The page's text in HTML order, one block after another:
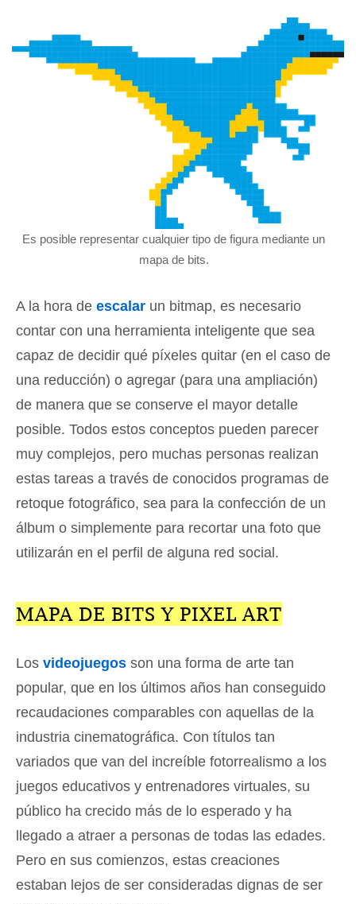
Es posible representar cualquier tipo de figura mediante un
mapa de bits.
A la hora de escalar un bitmap, es necesario
contar con una herramienta inteligente que sea
capaz de decidir qué píxeles quitar (en el caso de
una reducción) o agregar (para una ampliación)
de manera que se conserve el mayor detalle
posible. Todos estos conceptos pueden parecer
muy complejos, pero muchas personas realizan
estas tareas a través de conocidos programas de
retoque fotográfico, sea para la confección de un
álbum o simplemente para recortar una foto que
utilizarán en el perfil de alguna red social.
MAPA DE BITS Y PIXEL ART
Los videojuegos son una forma de arte tan
popular, que en los últimos años han conseguido
recaudaciones comparables con aquellas de la
industria cinematográfica. Con títulos tan
variados que van del increíble fotorrealismo a los
juegos educativos y entrenadores virtuales, su
público ha crecido más de lo esperado y ha
llegado a atraer a personas de todas las edades.
Pero en sus comienzos, estas creaciones
estaban lejos de ser consideradas dignas de ser